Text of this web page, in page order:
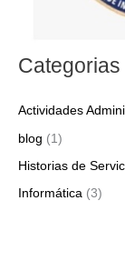
Categorias
Actividades
blog (1)
Historias de
Informática (3)